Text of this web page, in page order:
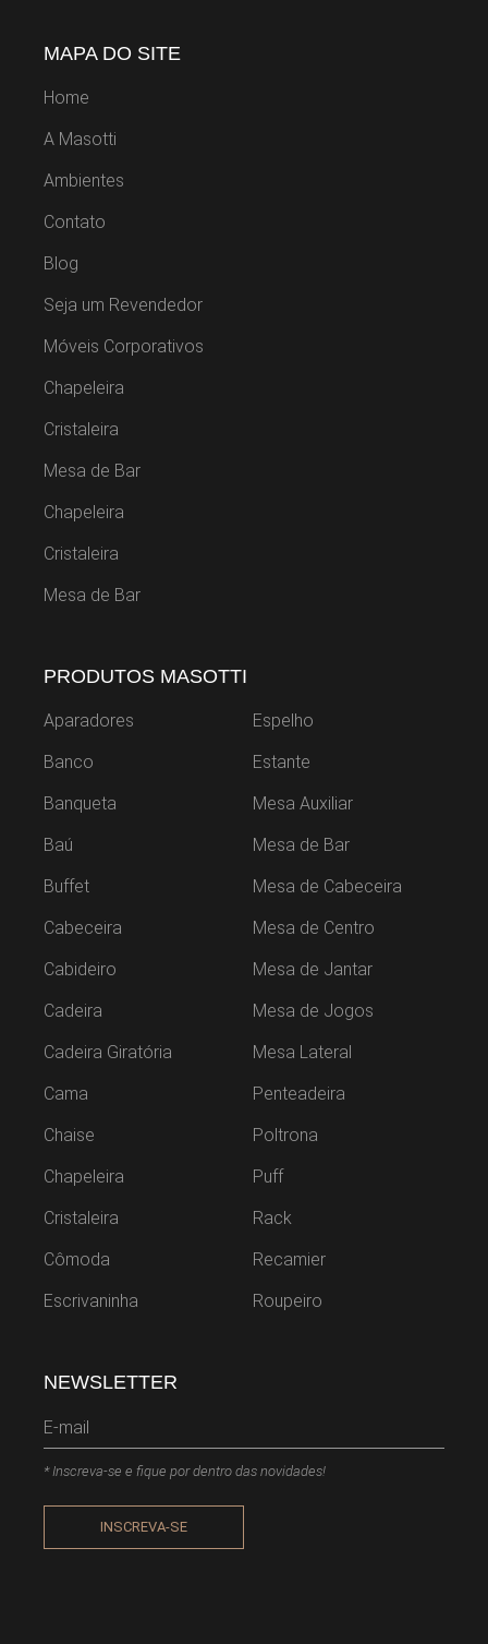
MAPA DO SITE
Home
A Masotti
Ambientes
Contato
Blog
Seja um Revendedor
Móveis Corporativos
Chapeleira
Cristaleira
Mesa de Bar
Chapeleira
Cristaleira
Mesa de Bar
PRODUTOS MASOTTI
Aparadores
Banco
Banqueta
Baú
Buffet
Cabeceira
Cabideiro
Cadeira
Cadeira Giratória
Cama
Chaise
Chapeleira
Cristaleira
Cômoda
Escrivaninha
Espelho
Estante
Mesa Auxiliar
Mesa de Bar
Mesa de Cabeceira
Mesa de Centro
Mesa de Jantar
Mesa de Jogos
Mesa Lateral
Penteadeira
Poltrona
Puff
Rack
Recamier
Roupeiro
NEWSLETTER
* Inscreva-se e fique por dentro das novidades!
INSCREVA-SE